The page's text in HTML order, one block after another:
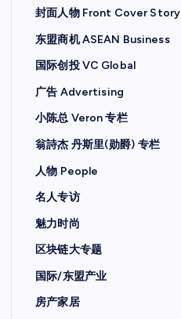
封面人物 Front Cover Story
东盟商机 ASEAN Business
国际创投 VC Global
广告 Advertising
小陈总 Veron 专栏
翁詩杰 丹斯里(勋爵) 专栏
人物 People
名人专访
魅力时尚
区块链大专题
国际/东盟产业
房产家居